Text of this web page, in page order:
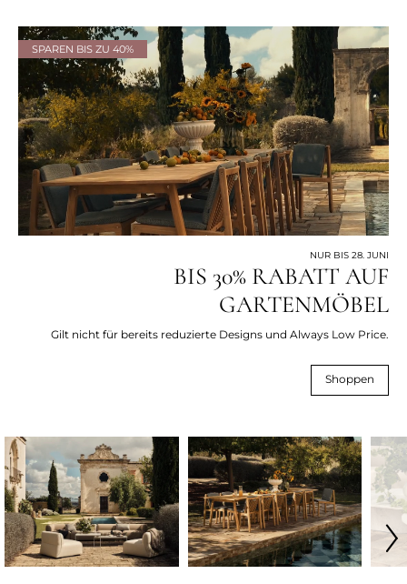
SPAREN BIS ZU 40%
NUR BIS 28. JUNI
BIS 30% RABATT AUF
GARTENMÖBEL
Gilt nicht für bereits reduzierte Designs und Always Low Price.
Shoppen